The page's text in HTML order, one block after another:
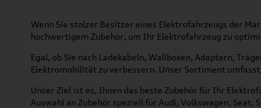
Wenn Sie stolzer Besitzer eines Elektrofahrzeugs der
hochwertigem Zubehör, um Ihr Elektrofahrzeug zu
Egal, ob Sie nach Ladekabeln, Wallboxen, Adaptern,
Elektromobilität zu verbessern. Unser Sortiment
Unser Ziel ist es, Ihnen das beste Zubehör für Ihr
Auswahl an Zubehör speziell für Audi, Volkswagen,